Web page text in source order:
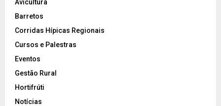
Avicultura
Barretos
Corridas Hípicas Regionais
Cursos e Palestras
Eventos
Gestão Rural
Hortifrúti
Notícias